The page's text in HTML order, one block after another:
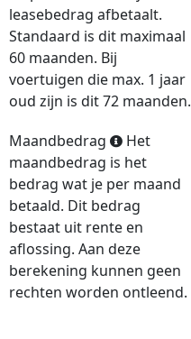
leasebedrag afbetaalt.
Standaard is dit maximaal
60 maanden. Bij
voertuigen die max. 1 jaar
oud zijn is dit 72 maanden.
Maandbedrag
Het
maandbedrag is het
bedrag wat je per maand
betaald. Dit bedrag
bestaat uit rente en
aflossing. Aan deze
berekening kunnen geen
rechten worden ontleend.